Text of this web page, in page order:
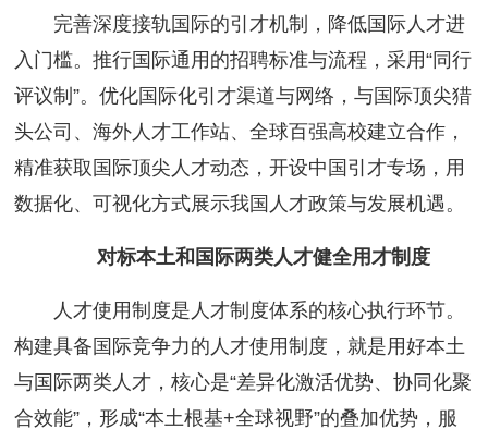
完善深度接轨国际的引才机制，降低国际人才进
入门槛。推行国际通用的招聘标准与流程，采用“同行
评议制”。优化国际化引才渠道与网络，与国际顶尖猎
头公司、海外人才工作站、全球百强高校建立合作，
精准获取国际顶尖人才动态，开设中国引才专场，用
数据化、可视化方式展示我国人才政策与发展机遇。
对标本土和国际两类人才健全用才制度
人才使用制度是人才制度体系的核心执行环节。
构建具备国际竞争力的人才使用制度，就是用好本土
与国际两类人才，核心是“差异化激活优势、协同化聚
合效能”，形成“本土根基+全球视野”的叠加优势，服